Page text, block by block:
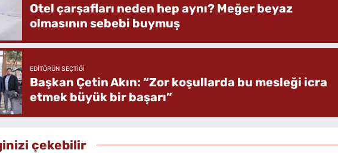
Otel çarşafları neden hep aynı? Meğer beyaz
olmasının sebebi buymuş
EDITÖRÜN SEÇTIĞI
Başkan Çetin Akın: “Zor koşullarda bu mesleği icra
etmek büyük bir başarı”
çekebilir